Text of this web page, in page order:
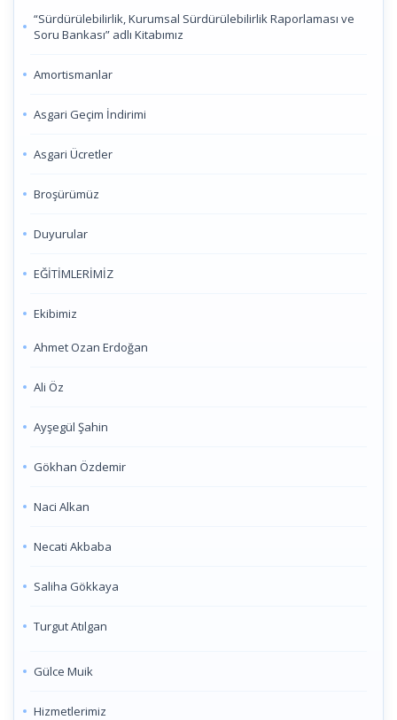
“Sürdürülebilirlik, Kurumsal Sürdürülebilirlik Raporlaması ve
Soru Bankası” adlı Kitabımız
Amortismanlar
Asgari Geçim İndirimi
Asgari Ücretler
Broşürümüz
Duyurular
EĞİTİMLERİMİZ
Ekibimiz
Ahmet Ozan Erdoğan
Ali Öz
Ayşegül Şahin
Gökhan Özdemir
Naci Alkan
Necati Akbaba
Saliha Gökkaya
Turgut Atılgan
Gülce Muik
Hizmetlerimiz